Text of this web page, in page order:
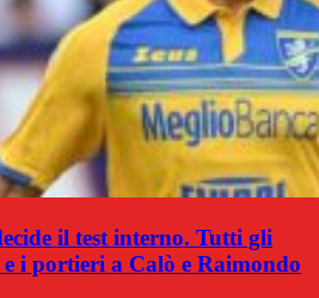
il test interno. Tutti gli
i portieri a Calò e Raimondo